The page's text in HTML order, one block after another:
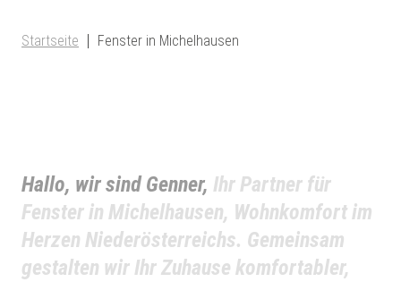
Startseite Fenster in Michelhausen
Hallo, wir sind Genner, Ihr Partner für
Fenster in Michelhausen, Wohnkomfort im
Herzen Niederösterreichs. Gemeinsam
gestalten wir Ihr Zuhause komfortabler,